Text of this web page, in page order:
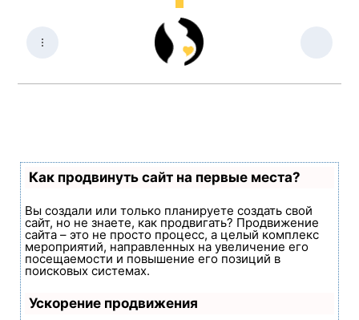
Как продвинуть сайт на первые места?
Вы создали или только планируете создать свой
сайт, но не знаете, как продвигать? Продвижение
сайта – это не просто процесс, а целый комплекс
мероприятий, направленных на увеличение его
посещаемости и повышение его позиций в
поисковых системах.
Ускорение продвижения